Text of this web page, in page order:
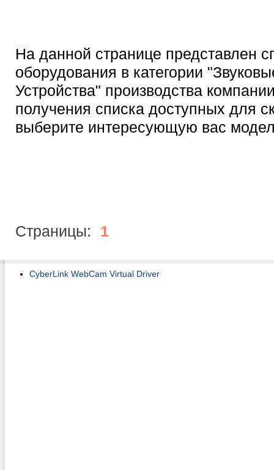
На данной странице представлен
оборудования в категории
Устройства" производства
получения списка доступных для
выберите интересующую вас
Страницы: 1
CyberLink WebCam Virtual Driver